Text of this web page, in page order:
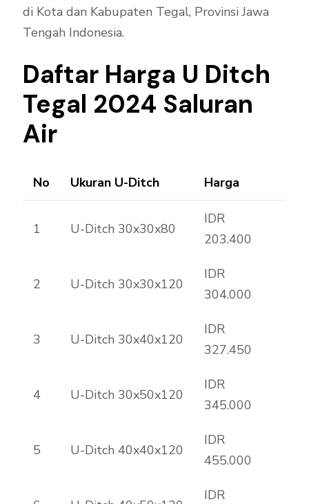
di Kota dan Kabupaten Tegal, Provinsi Jawa
Tengah Indonesia.
Daftar Harga U Ditch
Tegal 2024 Saluran
Air
No Ukuran U-Ditch Harga
1 U-Ditch 30x30x80
IDR
203.400
2 U-Ditch 30x30x120
IDR
304.000
3 U-Ditch 30x40x120
IDR
327.450
4 U-Ditch 30x50x120
IDR
345.000
5 U-Ditch 40x40x120
IDR
455.000
IDR